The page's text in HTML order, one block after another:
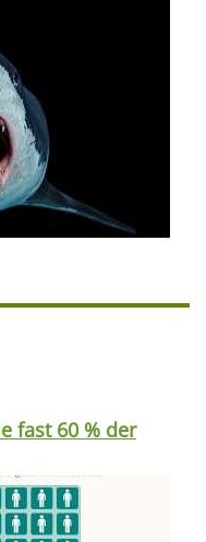
fast 60 % der